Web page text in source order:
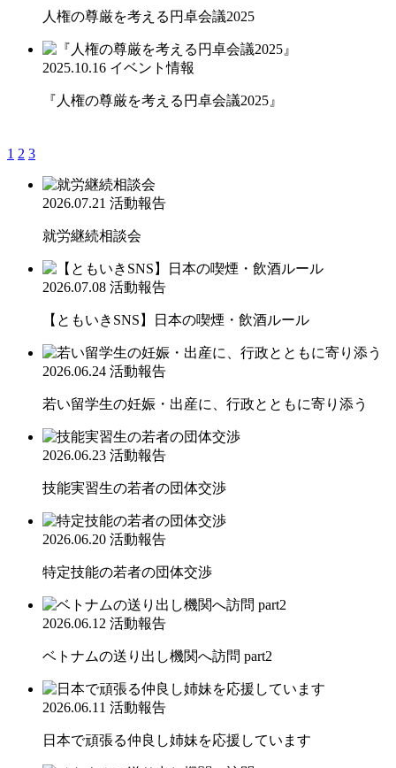
人権の尊厳を考える円卓会議2025
2025.10.16 イベント情報
『人権の尊厳を考える円卓会議2025』
1 2 3
2026.07.21 活動報告
就労継続相談会
2026.07.08 活動報告
【ともいきSNS】日本の喫煙・飲酒ルール
2026.06.24 活動報告
若い留学生の妊娠・出産に、行政とともに寄り添う
2026.06.23 活動報告
技能実習生の若者の団体交渉
2026.06.20 活動報告
特定技能の若者の団体交渉
2026.06.12 活動報告
ベトナムの送り出し機関へ訪問 part2
2026.06.11 活動報告
日本で頑張る仲良し姉妹を応援しています